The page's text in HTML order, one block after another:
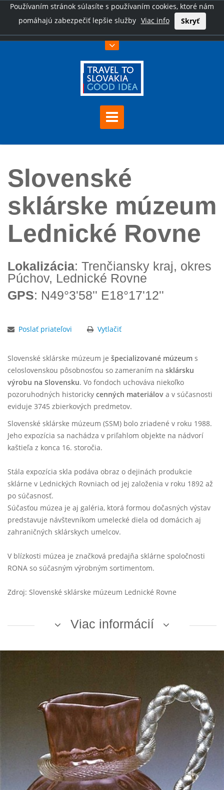
Používaním stránok súlasíte s používaním cookies, ktoré nám
pomáhajú zabezpečiť lepšie služby Viac info Skryť
Slovenské sklárske múzeum Lednické Rovne
Slovenské
sklárske múzeum
Lednické Rovne
Lokalizácia: Trenčiansky kraj, okres
Púchov, Lednické Rovne
GPS: N49°3'58'' E18°17'12''
Poslať priateľovi Vytlačiť
Slovenské sklárske múzeum je špecializované múzeum s
celoslovenskou pôsobnosťou so zameraním na sklársku
výrobu na Slovensku. Vo fondoch uchováva niekoľko
pozoruhodných historicky cenných materiálov a v súčasnosti
eviduje 3745 zbierkových predmetov.
Slovenské sklárske múzeum (SSM) bolo zriadené v roku 1988.
Jeho expozícia sa nachádza v priľahlom objekte na nádvorí
kaštieľa z konca 16. storočia.
Stála expozícia skla podáva obraz o dejinách produkcie
sklárne v Lednických Rovniach od jej založenia v roku 1892 až
po súčasnosť.
Súčasťou múzea je aj galéria, ktorá formou dočasných výstav
predstavuje návštevníkom umelecké diela od domácich aj
zahraničných sklárskych umelcov.
V blízkosti múzea je značková predajňa sklárne spoločnosti
RONA so súčasným výrobným sortimentom.
Zdroj: Slovenské sklárske múzeum Lednické Rovne
Viac informácií